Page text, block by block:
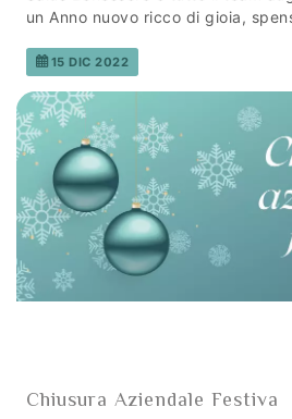
un Anno nuovo ricco di gioia,
15 DIC 2022
Chiusura Aziendale Festiva